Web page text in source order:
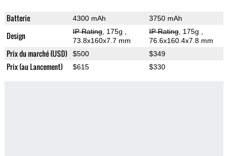
Batterie 4300 mAh 3750 mAh
Design IP Rating, 175g
73.8x160x7.7 mm
IP Rating, 175g
76.6x160.4x7.8 mm
Prix du marché (USD) $500 $349
Prix (au Lancement) $615 $330